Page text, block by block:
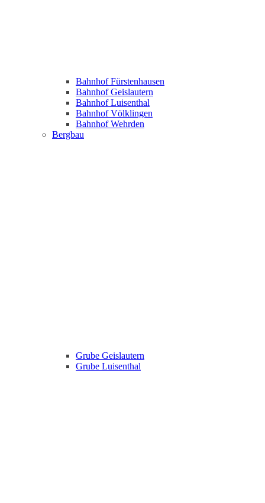
Bahnhof Fürstenhausen
Bahnhof Geislautern
Bahnhof Luisenthal
Bahnhof Völklingen
Bahnhof Wehrden
Bergbau
Grube Geislautern
Grube Luisenthal